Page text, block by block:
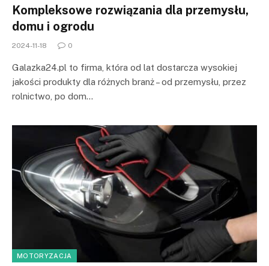
Kompleksowe rozwiązania dla przemysłu,
domu i ogrodu
2024-11-18 0
Galazka24.pl to firma, która od lat dostarcza wysokiej
jakości produkty dla różnych branż – od przemysłu, przez
rolnictwo, po dom…
MOTORYZACJA